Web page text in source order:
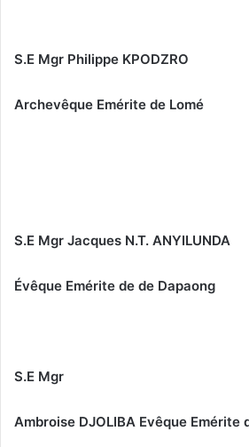
S.E Mgr Philippe KPODZRO
Archevêque Emérite de Lomé
S.E Mgr Jacques N.T. ANYILUNDA
Évêque Emérite de de Dapaong
S.E Mgr
Ambroise DJOLIBA Evêque Emérite